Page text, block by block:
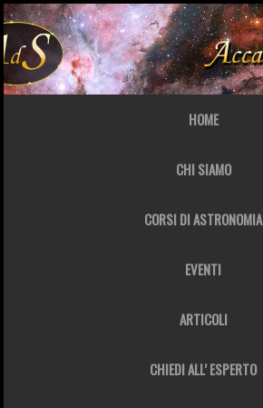
HOME
CHI SIAMO
CORSI DI ASTRONOMIA
EVENTI
ARTICOLI
CHIEDI ALL’ ESPERTO